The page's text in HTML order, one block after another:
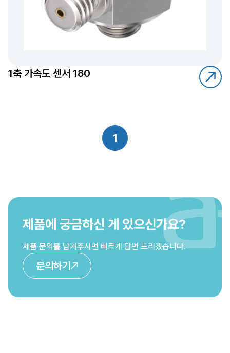
1축 가속도 센서 180
1
제품에 궁금하신 게 있으신가요?
제품 문의를 남겨주시면 빠르게 답변 드리겠습니다.
문의하기